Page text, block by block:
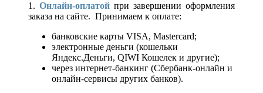
1. Онлайн-оплатой при завершении оформления
заказа на сайте. Принимаем к оплате:
банковские карты VISA, Mastercard;
электронные деньги (кошельки
Яндекс.Деньги, QIWI Кошелек и другие);
через интернет-банкинг (Сбербанк-онлайн и
онлайн-сервисы других банков).